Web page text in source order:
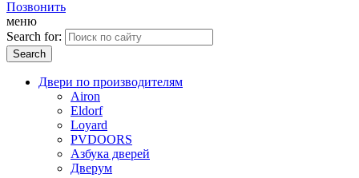
Позвонить
меню
Search for:
Двери по производителям
Airon
Eldorf
Loyard
PVDOORS
Азбука дверей
Дверум